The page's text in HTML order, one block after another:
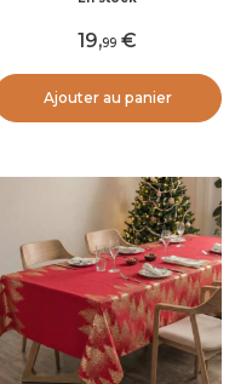
19,99
Ajouter au panier